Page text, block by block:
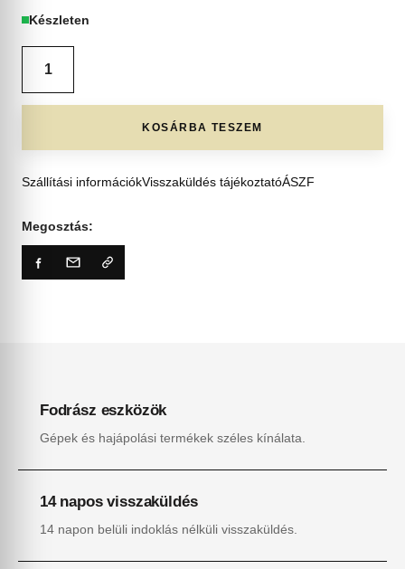
Készleten
KOSÁRBA TESZEM
Szállítási információkVisszaküldés tájékoztatóÁSZF
Megosztás:
Fodrász eszközök
Gépek és hajápolási termékek széles kínálata.
14 napos visszaküldés
14 napon belüli indoklás nélküli visszaküldés.